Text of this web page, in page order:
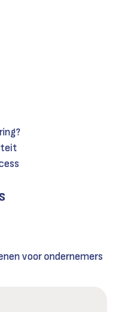
voor ondernemers